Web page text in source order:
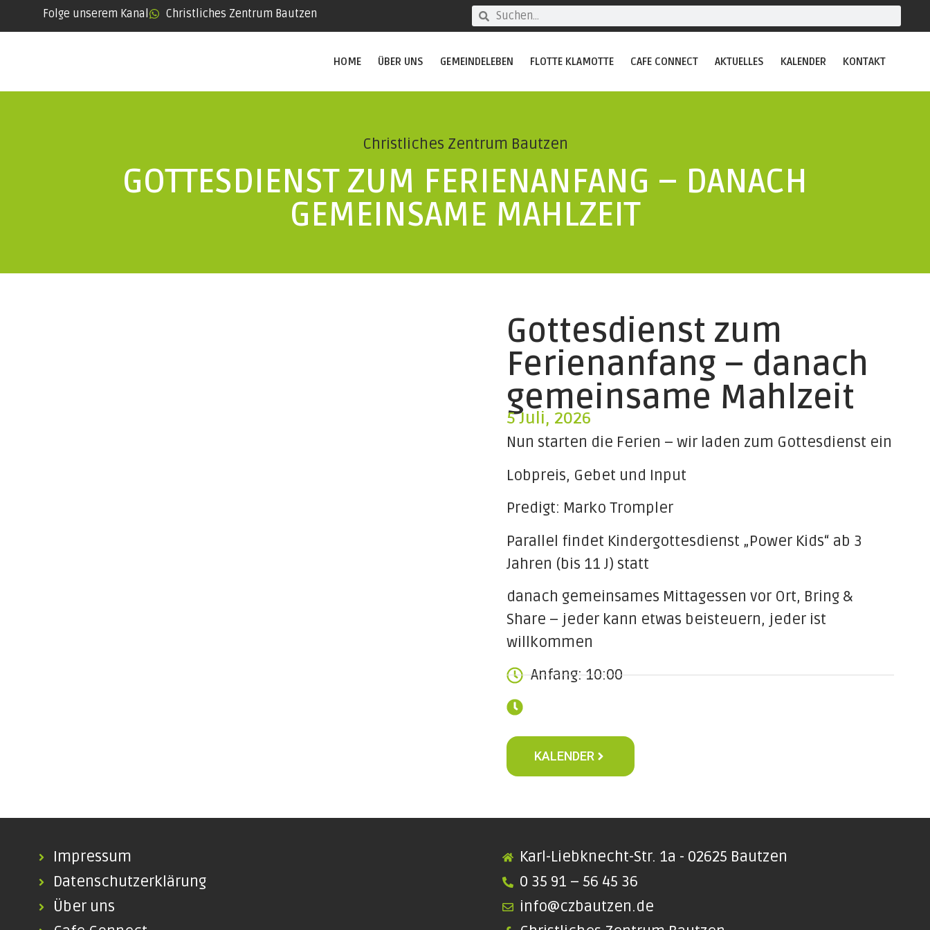
Folge unserem Kanal Christliches Zentrum Bautzen
HOME ÜBER UNS GEMEINDELEBEN FLOTTE KLAMOTTE CAFE CONNECT AKTUELLES KALENDER KONTAKT
Christliches Zentrum Bautzen
GOTTESDIENST ZUM FERIENANFANG – DANACH
GEMEINSAME MAHLZEIT
Gottesdienst zum
Ferienanfang – danach
gemeinsame Mahlzeit
5 Juli, 2026
Nun starten die Ferien – wir laden zum Gottesdienst ein
Lobpreis, Gebet und Input
Predigt: Marko Trompler
Parallel findet Kindergottesdienst „Power Kids“ ab 3
Jahren (bis 11 J) statt
danach gemeinsames Mittagessen vor Ort, Bring &
Share – jeder kann etwas beisteuern, jeder ist
willkommen
Anfang: 10:00
KALENDER
Impressum
Datenschutzerklärung
Über uns
Karl-Liebknecht-Str. 1a - 02625 Bautzen
0 35 91 – 56 45 36
info@czbautzen.de